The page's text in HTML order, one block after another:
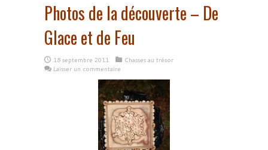
Photos de la découverte – De
Glace et de Feu
18 septembre 2011
Chasses au trésor
Laisser un commentaire